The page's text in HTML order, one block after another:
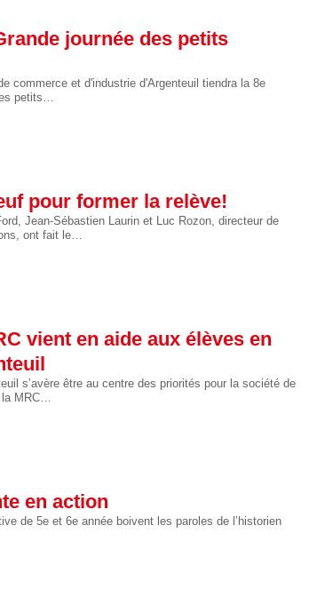
journée des petits
commerce et d'industrie d'Argenteuil tiendra la 8e
petits…
pour former la relève!
Jean-Sébastien Laurin et Luc Rozon, directeur de
ont fait le…
vient en aide aux élèves en
s’avère être au centre des priorités pour la société de
la MRC…
en action
de 5e et 6e année boivent les paroles de l’historien